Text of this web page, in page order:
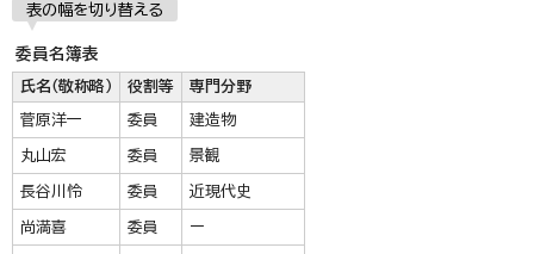
表の幅を切り替える
委員名簿表
氏名（敬称略） 役割等 専門分野
菅原洋一 委員 建造物
丸山宏 委員 景観
長谷川怜 委員 近現代史
尚満喜 委員 ー